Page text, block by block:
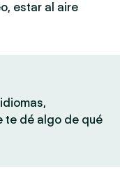
estar al aire
te dé algo de qué